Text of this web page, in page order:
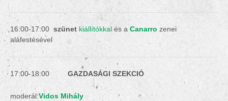
16:00-17:00 szünet kiállítókkal és a Canarro zenei
aláfestésével
17:00-18:00 GAZDASÁGI SZEKCIÓ
moderál:Vidos Mihály